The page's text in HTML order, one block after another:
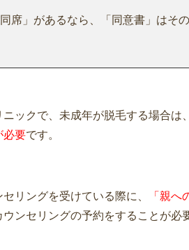
席」があるなら、「同意書」はそ
ックで、未成年が脱毛する場合は、
必要です。
リングを受けている際に、 「親へ
ンセリングの予約をすることが必